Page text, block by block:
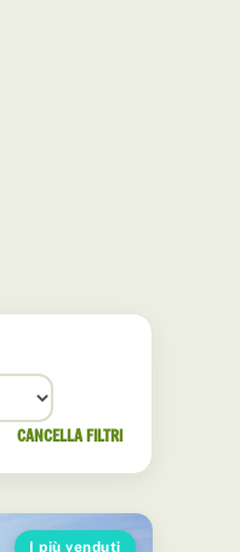
CANCELLA FILTRI
I più venduti